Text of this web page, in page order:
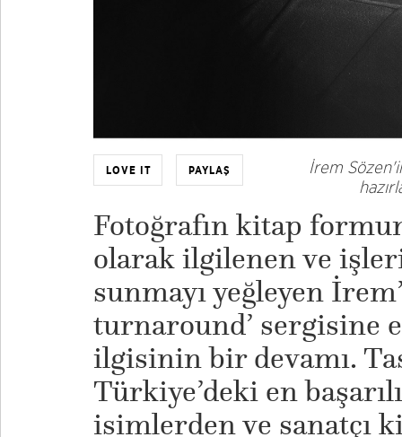
LOVE IT PAYLAŞ
İrem
Fotoğrafın kitap
olarak ilgilenen ve
sunmayı yeğleyen
turnaround’ sergisine
ilgisinin bir devamı.
Türkiye’deki en
isimlerden ve sanatçı